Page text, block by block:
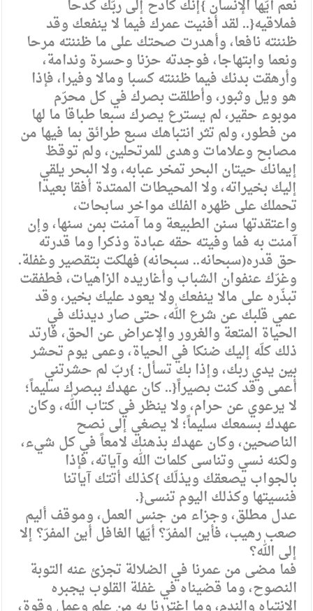
نعم أيّها الإنسان }إنك كادح إلى ربّك كدحا
فملاقيه{.. لقد أفنيت عمرك فيما لا ينفعك وقد
ظننته نافعا، وأهدرت صحتك على ما ظننته مرحا
ونعما وابتهاجا، فوجدته حزنا وحسرة وندامة،
وأرهقت بدنك فيما ظننته كسبا ومالا وفيرا، فإذا
هو ويل وثبور، وأطلقت بصرك في كل محرّم
موبوء حقير، لم يسترع يصرك سبعا طباقا ما لها
من فطور، ولم تثر انتباهك سبع طرائق بما فيها من
مصابح وعلامات وهدى للمرتحلين، ولم توقظ
إيمانك حيتان البحر تمخر عبابه، ولا البحر يلقي
إليك بخيراته، ولا المحيطات الممتدة أفقا بعيدا
تحملك على ظهره الفلك مواخر سابحات،
واعتقدتها سنن الطبيعة وما آمنت بمن سنها، وإن
آمنت به فما وفيته حقه عبادة وذكرا وما قدرته
حق قدره(سبحانه.. سبحانه) فهلكت بتقصير وغفلة.
وغرّك عنفوان الشباب وأغاريده الزاهيات، فطفقت
تبذّره على مالا ينفعك ولا يعود عليك بخير، وقد
عمي قلبك عن شرع الله، حتى صار ديدنك في
الحياة المتعة والغرور والإعراض عن الحق، فارتد
ذلك كلّه إليك ضنكا في الحياة، وعمى يوم تحشر
بين يدي ربك، وإذا بك تسأل: }ربّ لم حشرتني
أعمى وقد كنت بصيراً{.. كان عهدك ببصرك سليماً؛
لا يرعوي عن حرام، ولا ينظر في كتاب الله، وكان
عهدك بسمعك سليماً؛ لا يصغي إلى نصح
الناصحين، وكان عهدك بذهنك لامعاً في كل شيء،
ولكنه نسي وتناسى كلمات الله وآياته، فإذا
بالجواب يصعقك ويذلّك }كذلك أتتك آياتنا
فنسيتها وكذلك اليوم تنسى{.
عدل مطلق، وجزاء من جنس العمل، وموقف أليم
صعب رهيب، فأين المفرّ؟ أيّها الغافل أين المفرّ؟ إلا
إلى الله؟
فما مضى من عمرنا في الضلالة تجزئ عنه التوبة
النصوح، وما قضيناه في غفلة القلوب يجبره